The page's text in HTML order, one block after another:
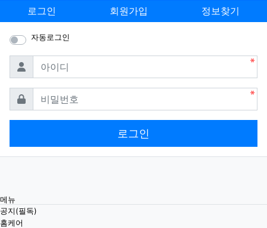
로그인 회원가입 정보찾기
자동로그인
아이디
비밀번호
로그인
메뉴
공지(필독)
홈케어